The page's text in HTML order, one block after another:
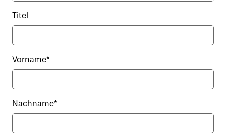
Titel
Vorname*
Nachname*